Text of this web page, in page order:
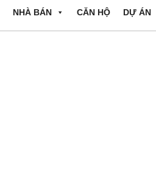
NHÀ BÁN CĂN HỘ DỰ ÁN